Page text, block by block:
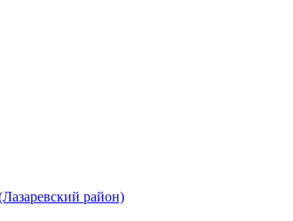
район)